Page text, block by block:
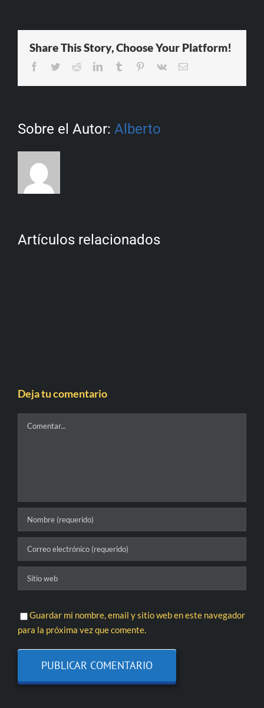
Share This Story, Choose Your Platform!
Facebook
TwitterRedditLinkedInTumblr Pinterest
Vk
Correo
Sobre el Autor: Alberto
Artículos relacionados
Deja tu comentario
Guardar mi nombre, email y sitio web en este navegador
para la próxima vez que comente.